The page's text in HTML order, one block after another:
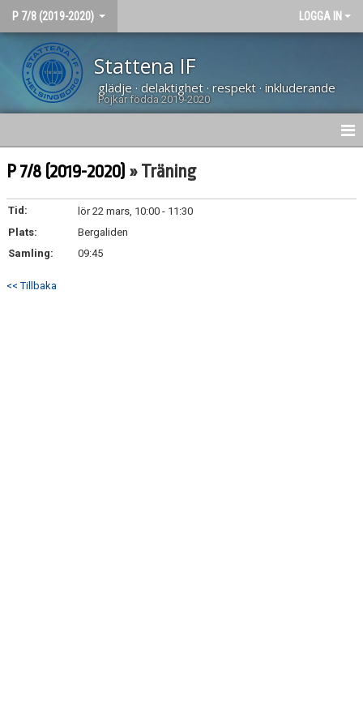
P 7/8 (2019-2020) LOGGA IN
Stattena IF
glädje · delaktighet · respekt · inkluderande
Pojkar födda 2019-2020
HEM
NYHETER
KALENDER
P 7/8 (2019-2020) » Träning
Tid:
lör 22 mars, 10:00 - 11:30
Plats:
Bergaliden
Samling:
09:45
<< Tillbaka